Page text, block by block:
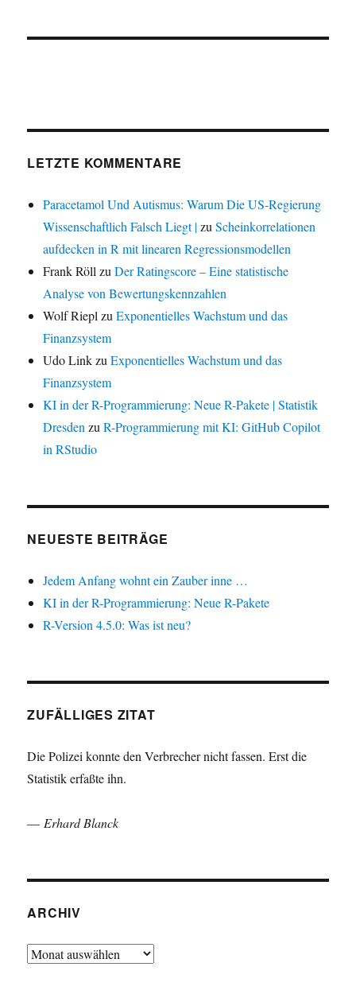
LETZTE KOMMENTARE
Paracetamol Und Autismus: Warum Die US-Regierung
Wissenschaftlich Falsch Liegt |zuScheinkorrelationen
aufdecken in R mit linearen Regressionsmodellen
Frank RöllzuDer Ratingscore – Eine statistische
Analyse von Bewertungskennzahlen
Wolf RieplzuExponentielles Wachstum und das
Finanzsystem
Udo LinkzuExponentielles Wachstum und das
Finanzsystem
KI in der R-Programmierung: Neue R-Pakete | Statistik
DresdenzuR-Programmierung mit KI: GitHub Copilot
in RStudio
NEUESTE BEITRÄGE
Jedem Anfang wohnt ein Zauber inne …
KI in der R-Programmierung: Neue R-Pakete
R-Version 4.5.0: Was ist neu?
ZUFÄLLIGES ZITAT
Die Polizei konnte den Verbrecher nicht fassen. Erst die
Statistik erfaßte ihn.
—Erhard Blanck
ARCHIV
Archiv